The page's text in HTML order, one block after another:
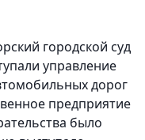
городской суд
управление
дорог
предприятие
было